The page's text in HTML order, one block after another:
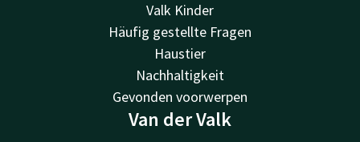
Valk Kinder
Häufig gestellte Fragen
Haustier
Nachhaltigkeit
Gevonden voorwerpen
Van der Valk